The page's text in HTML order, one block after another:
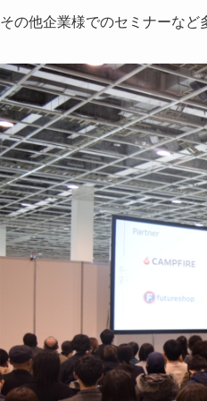
その他企業様でのセミナーなど